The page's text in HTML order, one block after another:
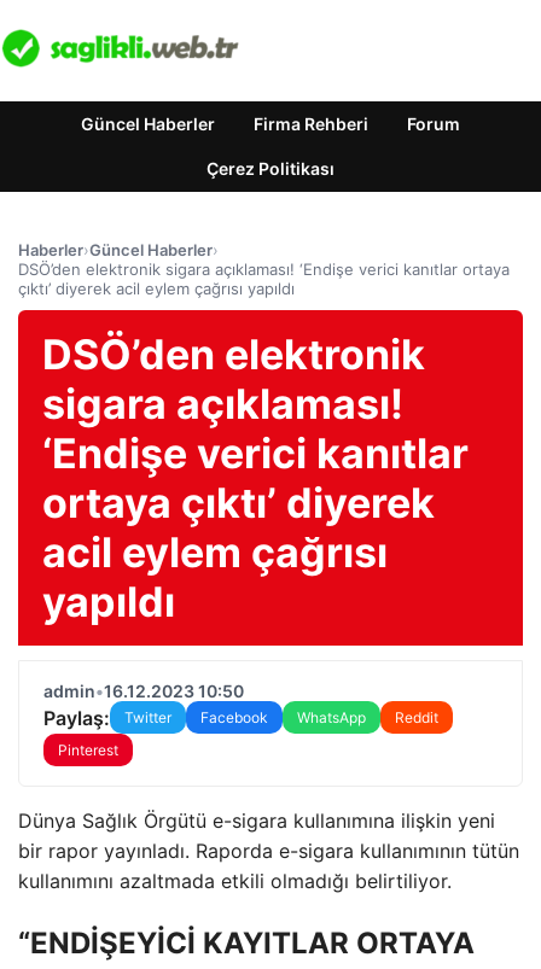
Güncel Haberler Firma Rehberi Forum
Çerez Politikası
Haberler›Güncel Haberler›
DSÖ’den elektronik sigara açıklaması! ‘Endişe verici kanıtlar ortaya
çıktı’ diyerek acil eylem çağrısı yapıldı
DSÖ’den elektronik
sigara açıklaması!
‘Endişe verici kanıtlar
ortaya çıktı’ diyerek
acil eylem çağrısı
yapıldı
admin•16.12.2023 10:50
Paylaş: Twitter Facebook WhatsApp
Reddit
Pinterest
Dünya Sağlık Örgütü e-sigara kullanımına ilişkin yeni
bir rapor yayınladı. Raporda e-sigara kullanımının tütün
kullanımını azaltmada etkili olmadığı belirtiliyor.
“ENDİŞEYİCİ KAYITLAR ORTAYA